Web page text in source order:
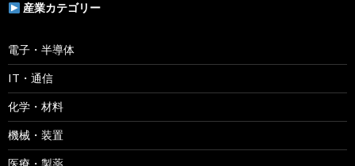
産業カテゴリー
電子・半導体
IT・通信
化学・材料
機械・装置